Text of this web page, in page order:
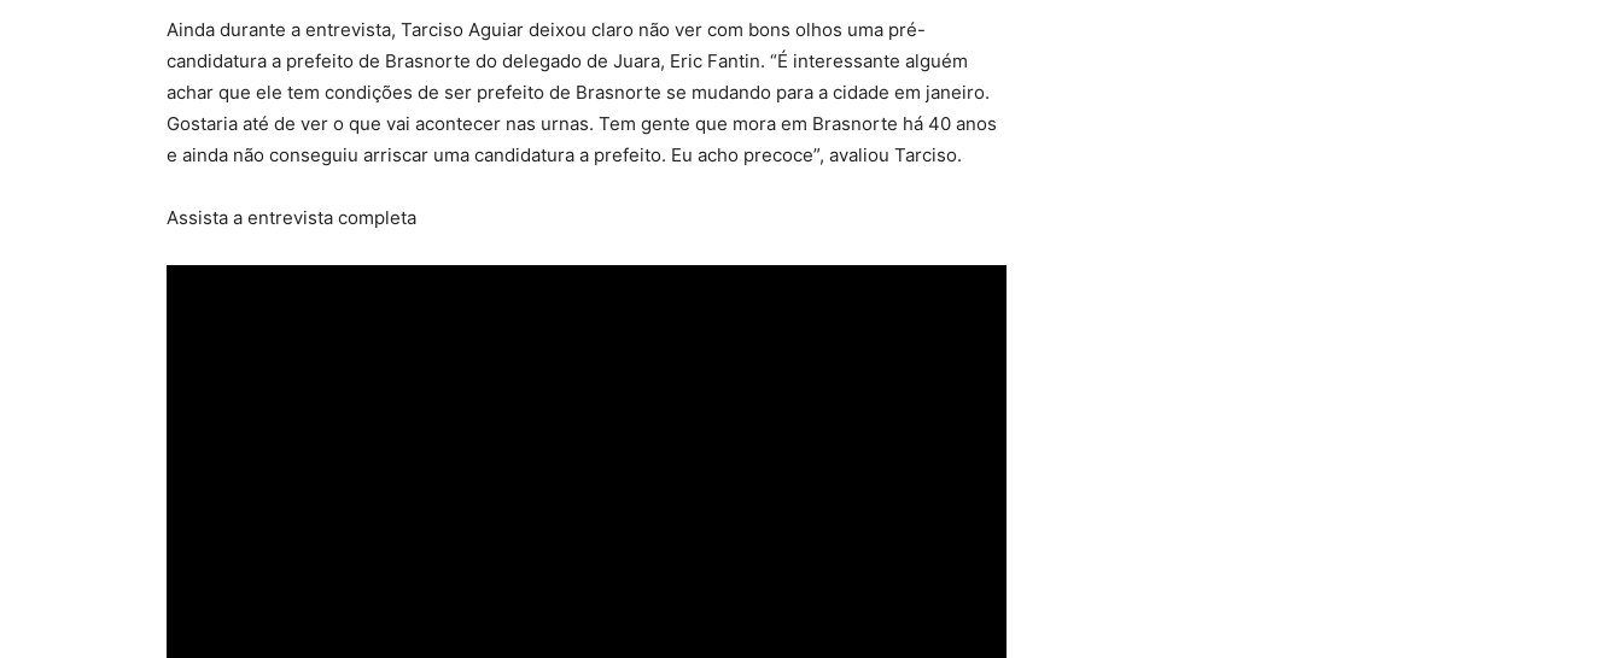
Ainda durante a entrevista, Tarciso Aguiar deixou claro não ver com bons olhos uma pré-
candidatura a prefeito de Brasnorte do delegado de Juara, Eric Fantin. “É interessante alguém
achar que ele tem condições de ser prefeito de Brasnorte se mudando para a cidade em janeiro.
Gostaria até de ver o que vai acontecer nas urnas. Tem gente que mora em Brasnorte há 40 anos
e ainda não conseguiu arriscar uma candidatura a prefeito. Eu acho precoce”, avaliou Tarciso.
Assista a entrevista completa